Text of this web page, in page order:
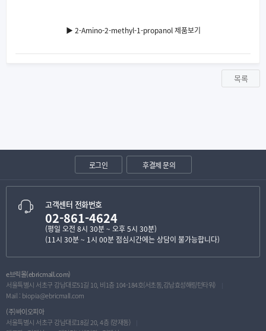
▶ 2-Amino-2-methyl-1-propanol 제품보기
목록
로그인 후결제 문의
고객센터 전화번호
02-861-4624
(평일 오전 8시 30분 ~ 오후 5시 30분)
(11시 30분 ~ 1시 00분 점심시간에는 상담이 불가능합니다)
e브릭몰(ebricmall.com)
서울특별시 서초구 강남대로51길 10, 비1층 104-184호(서초동,강남효성해링턴타워)
Mail : biopia@ebricmall.com
(주)바이오피아
서울특별시 서초구 강남대로18길 20, 4층 (양재동)